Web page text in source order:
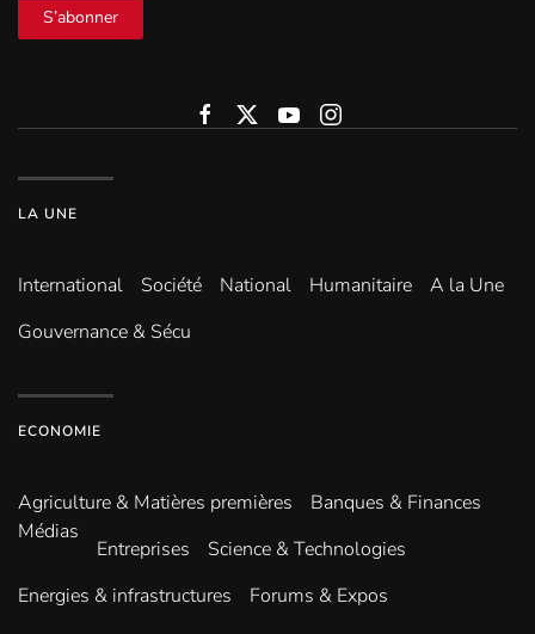
S’abonner
LA UNE
International Société National Humanitaire
A la Une
Gouvernance & Sécu
ECONOMIE
Agriculture & Matières premières
Banques & Finances
Médias
Entreprises
Science & Technologies
Energies & infrastructures
Forums & Expos